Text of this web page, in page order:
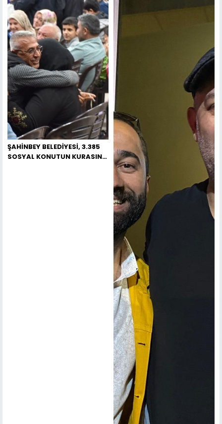
ŞAHİNBEY BELEDİYESİ, 3.385
SOSYAL KONUTUN KURASINI